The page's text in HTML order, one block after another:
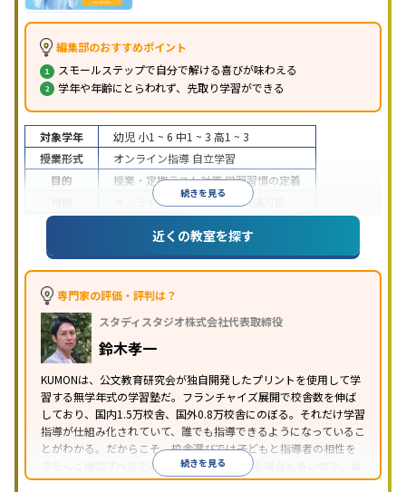
編集部のおすすめポイント
スモールステップで自分で解ける喜びが味わえる
学年や年齢にとらわれず、先取り学習ができる
続きを見る
対象学年 幼児 小1 ~ 6 中1 ~ 3 高1 ~ 3
授業形式
オンライン指導 自立学習
目的
授業・定期テスト対策学習習慣の定着
オンライン対応1科目から受講可能
近くの教室を探す
専門家の評価・評判は？
スタディスタジオ株式会社代表取締役
鈴木孝一
KUMONは、公文教育研究会が独自開発したプリントを使用して学
習する無学年式の学習塾だ。フランチャイズ展開で校舎数を伸ば
しており、国内1.5万校舎、国外0.8万校舎にのぼる。それだけ学習
指導が仕組み化されていて、誰でも指導できるようになっているこ
とがわかる。だからこそ、校舎選びでは子どもと指導者の相性を
きちんと確認すべきである。近所に2校舎ある場合も多いので、両
方見学してみることをオススメする。
続きを見る